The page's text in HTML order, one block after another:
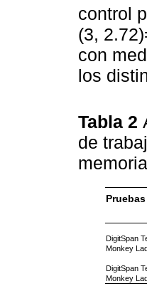
control
(3,
con
los
Tabla 2
de
memoria
DigitSpan
Monkey
DigitSpan
Monkey